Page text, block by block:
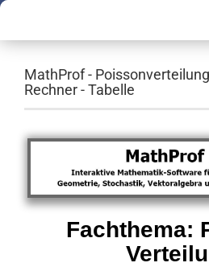
MathProf -
Rechner - Tabelle
Fachthema: